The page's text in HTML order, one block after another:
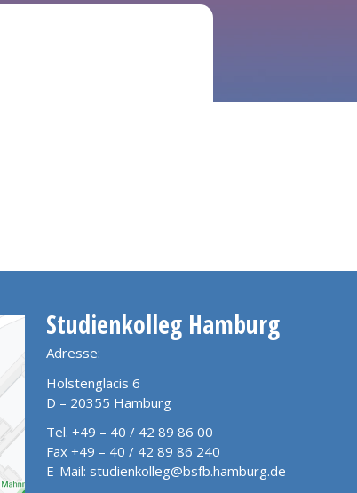
Studienkolleg Hamburg
Adresse:
Holstenglacis 6
D – 20355 Hamburg
Tel. +49 – 40 / 42 89 86 00
Fax +49 – 40 / 42 89 86 240
E-Mail: studienkolleg@bsfb.hamburg.de